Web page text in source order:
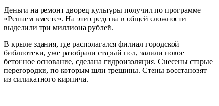
Деньги на ремонт дворец культуры получил по программе
«Решаем вместе». На эти средства в общей сложности
выделили три миллиона рублей.
В крыле здания, где располагался филиал городской
библиотеки, уже разобрали старый пол, залили новое
бетонное основание, сделана гидроизоляция. Снесены старые
перегородки, по которым шли трещины. Стены восстановят
из силикатного кирпича.